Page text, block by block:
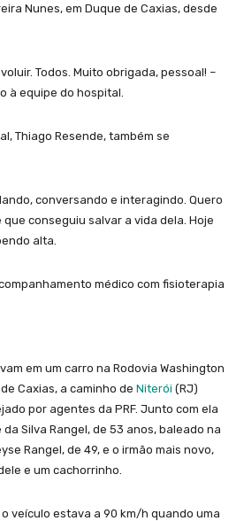
Nunes, em Duque de Caxias, desde
Todos. Muito obrigada, pessoal! –
à equipe do hospital.
Thiago Resende, também se
conversando e interagindo. Quero
conseguiu salvar a vida dela. Hoje
alta.
médico com fisioterapia
em um carro na Rodovia Washington
Caxias, a caminho de Niterói (RJ)
por agentes da PRF. Junto com ela
Silva Rangel, de 53 anos, baleado na
Rangel, de 49, e o irmão mais novo,
e um cachorrinho.
veículo estava a 90 km/h quando uma